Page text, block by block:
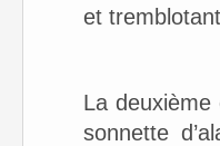
et
La deuxième
sonnette